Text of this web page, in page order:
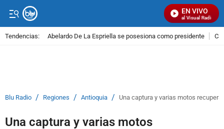
EN VIVO
Señal Visual Radio
Tendencias: Abelardo De La Espriella se posesiona como presidente
Blu Radio / Regiones / Antioquia / Una captura y varias motos
Una captura y varias motos